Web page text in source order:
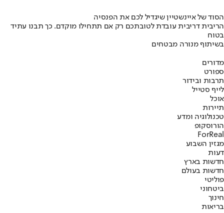
הסוד של איינשטיין שיגדיל לכם את הפנסיה
הריבית דריבית עובדת לטובתכם רק אם תתחילו מוקדם. כך תבנו עתיד
בטוח
בשיתוף מנורה מבטחים
מדורים
ספורט
תרבות ובידור
לייף סטייל
אוכל
תיירות
טכנולוגיה ומדע
הורוסקופ
ForReal
מגזין השבוע
דעות
חדשות בארץ
חדשות בעולם
פוליטי
ביטחוני
חינוך
בריאות